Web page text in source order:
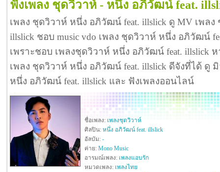
ฟังเพลง ชุดวิวาห์ - หนึ่ง อภิวัฒน์ feat.
เพลง ชุดวิวาห์ หนึ่ง อภิวัฒน์ feat. illslick ดู MV เพล
illslick ชอบ music vdo เพลง ชุดวิวาห์ หนึ่ง อภิวัฒน์
เพราะชอบ เพลงชุดวิวาห์ หนึ่ง อภิวัฒน์ feat. illslick
เพลง ชุดวิวาห์ หนึ่ง อภิวัฒน์ feat. illslick ดีจังที่ได้ ดู
หนึ่ง อภิวัฒน์ feat. illslick และ ฟังเพลงออนไลน์
ชื่อเพลง: เพลงชุดวิวาห์
ศิลปิน: หนึ่ง อภิวัฒน์ feat. illslick
อัลบัม: -
ค่าย: Mono Music
อารมณ์เพลง: เพลงแอบรัก
หมวดเพลง: เพลงไทย